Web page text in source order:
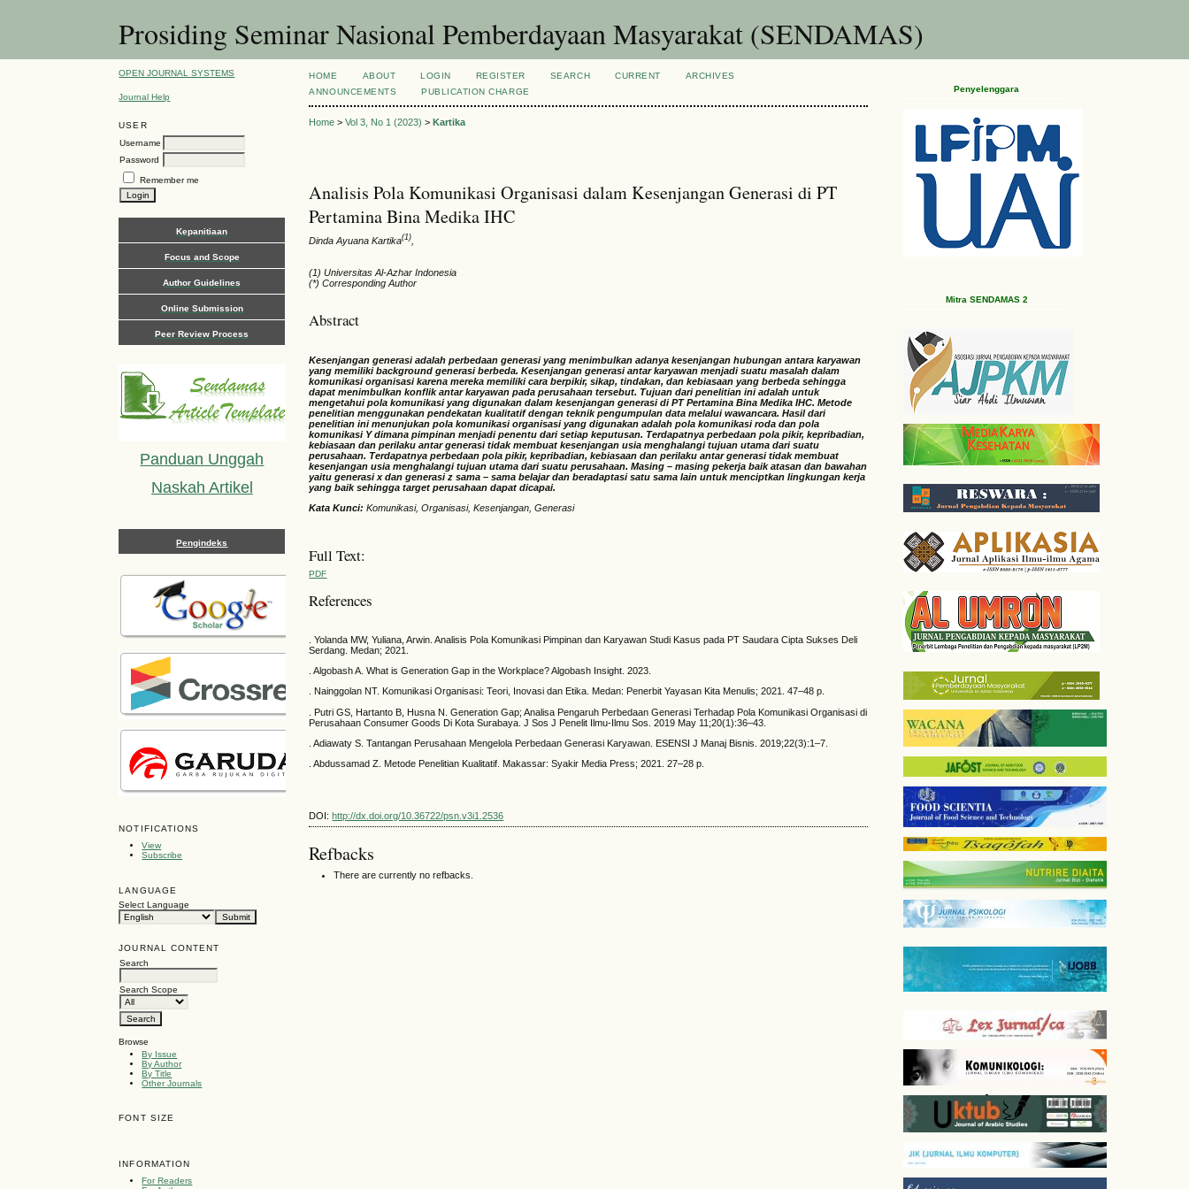
Prosiding Seminar Nasional Pemberdayaan Masyarakat (SENDAMAS)
OPEN JOURNAL SYSTEMS
Journal Help
USER
Username
Password
Remember me
Kepanitiaan
Focus and Scope
Author Guidelines
Online Submission
Peer Review Process
Panduan Unggah
Naskah Artikel
Pengindeks
NOTIFICATIONS
View
Subscribe
LANGUAGE
Select Language
JOURNAL CONTENT
Search
Search Scope
Browse
By Issue
By Author
By Title
Other Journals
FONT SIZE
INFORMATION
For Readers
Penyelenggara
Mitra SENDAMAS 2
HOME ABOUT LOGIN REGISTER SEARCH CURRENT
ARCHIVES
ANNOUNCEMENTS
PUBLICATION CHARGE
Home >Vol 3, No 1 (2023) >Kartika
Analisis Pola Komunikasi Organisasi dalam Kesenjangan Generasi di PT
Pertamina Bina Medika IHC
Dinda Ayuana Kartika(1)
(1) Universitas Al-Azhar Indonesia
(*) Corresponding Author
Abstract
Kesenjangan generasi adalah perbedaan generasi yang menimbulkan adanya kesenjangan hubungan antara karyawan
yang memiliki background generasi berbeda.Kesenjangan generasi antar karyawan menjadi suatu masalah dalam
komunikasi organisasi karena mereka memiliki cara berpikir, sikap, tindakan, dan kebiasaan yang berbeda sehingga
dapat menimbulkan konflik antar karyawan pada perusahaan tersebut. Tujuan dari penelitian ini adalah untuk
mengetahui pola komunikasi yang digunakan dalam kesenjangan generasi di PT Pertamina Bina Medika IHC. Metode
penelitian menggunakan pendekatan kualitatif dengan teknik pengumpulan data melalui wawancara. Hasil dari
penelitian ini menunjukan pola komunikasi organisasi yang digunakan adalah pola komunikasi roda dan pola
komunikasi Y dimana pimpinan menjadi penentu dari setiap keputusan. Terdapatnya perbedaan pola pikir, kepribadian,
kebiasaan dan perilaku antar generasi tidak membuat kesenjangan usia menghalangi tujuan utama dari suatu
perusahaan. Terdapatnya perbedaan pola pikir, kepribadian, kebiasaan dan perilaku antar generasi tidak membuat
kesenjangan usia menghalangi tujuan utama dari suatu perusahaan. Masing – masing pekerja baik atasan dan bawahan
yaitu generasi x dan generasi z sama – sama belajar dan beradaptasi satu sama lain untuk menciptkan lingkungan kerja
yang baik sehingga target perusahaan dapat dicapai.
Kata Kunci: Komunikasi, Organisasi, Kesenjangan, Generasi
Full Text:
PDF
References
. Yolanda MW, Yuliana, Arwin. Analisis Pola Komunikasi Pimpinan dan Karyawan Studi Kasus pada PT Saudara Cipta Sukses Deli
Serdang. Medan; 2021.
. Algobash A. What is Generation Gap in the Workplace? Algobash Insight. 2023.
. Nainggolan NT. Komunikasi Organisasi: Teori, Inovasi dan Etika. Medan: Penerbit Yayasan Kita Menulis; 2021. 47–48 p.
. Putri GS, Hartanto B, Husna N. Generation Gap; Analisa Pengaruh Perbedaan Generasi Terhadap Pola Komunikasi Organisasi di
Perusahaan Consumer Goods Di Kota Surabaya. J Sos J Penelit Ilmu-Ilmu Sos. 2019 May 11;20(1):36–43.
. Adiawaty S. Tantangan Perusahaan Mengelola Perbedaan Generasi Karyawan. ESENSI J Manaj Bisnis. 2019;22(3):1–7.
. Abdussamad Z. Metode Penelitian Kualitatif. Makassar: Syakir Media Press; 2021. 27–28 p.
DOI:http://dx.doi.org/10.36722/psn.v3i1.2536
Refbacks
There are currently no refbacks.